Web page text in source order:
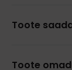
Toote
Toote